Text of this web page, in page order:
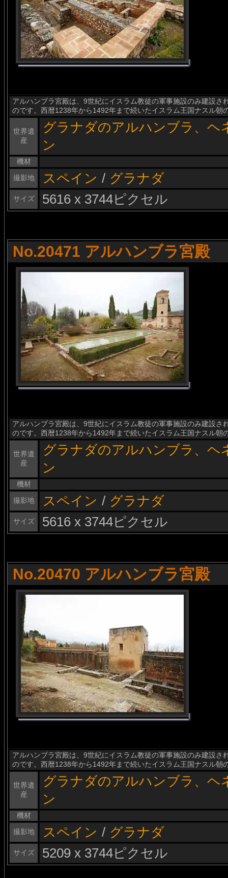
アルハンブラ宮殿は、9世紀にイスラム教徒の軍事施設のみ建設
のです。西暦1238年から1492年まで続いたイスラム王国ナスル朝
世界遺
産
グラナダのアルハンブラ、ヘ
ン
機材
撮影地
スペイン / グラナダ
サイズ 5616 x 3744ピクセル
No.20471 アルハンブラ宮殿
アルハンブラ宮殿は、9世紀にイスラム教徒の軍事施設のみ建設
のです。西暦1238年から1492年まで続いたイスラム王国ナスル朝
世界遺
産
グラナダのアルハンブラ、ヘ
ン
機材
撮影地
スペイン / グラナダ
サイズ 5616 x 3744ピクセル
No.20470 アルハンブラ宮殿
アルハンブラ宮殿は、9世紀にイスラム教徒の軍事施設のみ建設
のです。西暦1238年から1492年まで続いたイスラム王国ナスル朝
世界遺
産
グラナダのアルハンブラ、ヘ
ン
機材
撮影地
スペイン / グラナダ
サイズ 5209 x 3744ピクセル